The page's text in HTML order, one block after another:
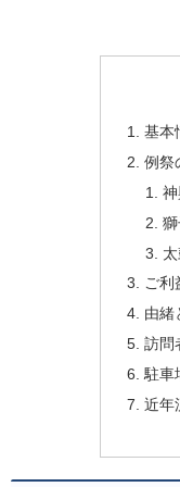
基本
例祭
ご利
由緒
訪問
駐車
近年